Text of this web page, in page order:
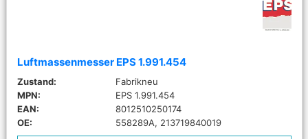
Luftmassenmesser EPS 1.991.454
Zustand:
Fabrikneu
MPN:
EPS 1.991.454
EAN:
8012510250174
OE:
558289A, 213719840019